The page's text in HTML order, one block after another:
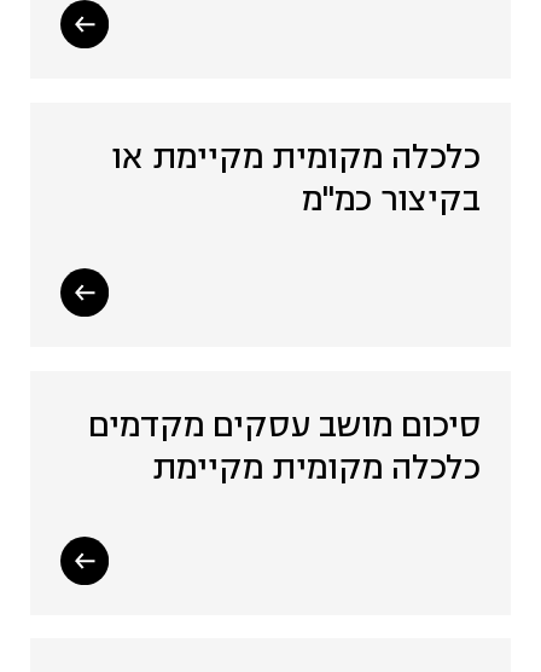
כלכלה מקומית מקיימת או
בקיצור כמ"מ
סיכום מושב עסקים מקדמים
כלכלה מקומית מקיימת